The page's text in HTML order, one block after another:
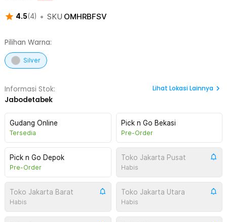
4.5(4) • SKU OMHRBFSV
Pilihan Warna:
Silver
Informasi Stok:
Jabodetabek
Lihat Lokasi Lainnya
Gudang Online
Tersedia
Pick n Go Bekasi
Pre-Order
Pick n Go Depok
Pre-Order
Toko Jakarta Pusat
Habis
Toko Jakarta Barat
Habis
Toko Jakarta Utara
Habis